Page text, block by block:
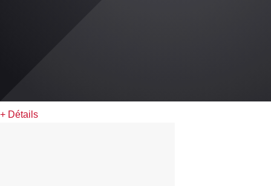
+ Détails